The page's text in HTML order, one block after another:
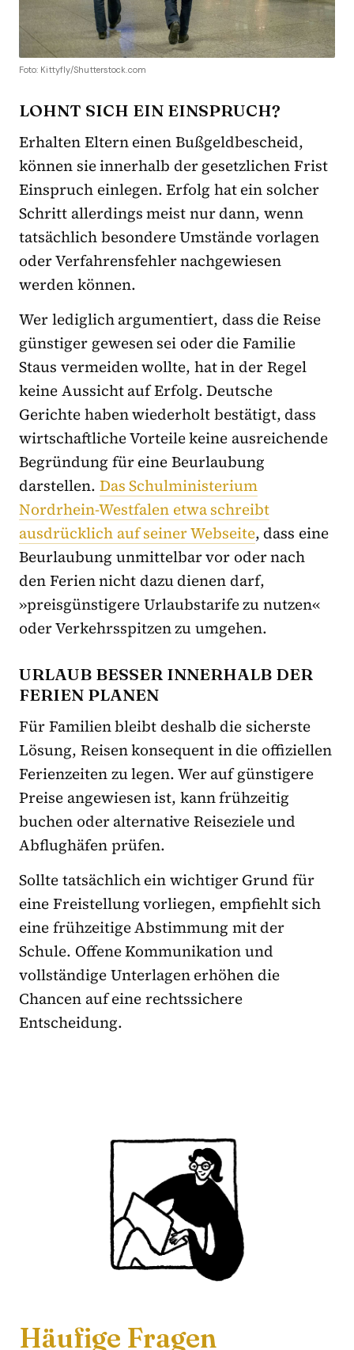
Foto: Kittyfly/Shutterstock.com
LOHNT SICH EIN EINSPRUCH?
Erhalten Eltern einen Bußgeldbescheid,
können sie innerhalb der gesetzlichen Frist
Einspruch einlegen. Erfolg hat ein solcher
Schritt allerdings meist nur dann, wenn
tatsächlich besondere Umstände vorlagen
oder Verfahrensfehler nachgewiesen
werden können.
Wer lediglich argumentiert, dass die Reise
günstiger gewesen sei oder die Familie
Staus vermeiden wollte, hat in der Regel
keine Aussicht auf Erfolg. Deutsche
Gerichte haben wiederholt bestätigt, dass
wirtschaftliche Vorteile keine ausreichende
Begründung für eine Beurlaubung
darstellen. Das Schulministerium
Nordrhein-Westfalen etwa schreibt
ausdrücklich auf seiner Webseite, dass eine
Beurlaubung unmittelbar vor oder nach
den Ferien nicht dazu dienen darf,
»preisgünstigere Urlaubstarife zu nutzen«
oder Verkehrsspitzen zu umgehen.
URLAUB BESSER INNERHALB DER
FERIEN PLANEN
Für Familien bleibt deshalb die sicherste
Lösung, Reisen konsequent in die offiziellen
Ferienzeiten zu legen. Wer auf günstigere
Preise angewiesen ist, kann frühzeitig
buchen oder alternative Reiseziele und
Abflughäfen prüfen.
Sollte tatsächlich ein wichtiger Grund für
eine Freistellung vorliegen, empfiehlt sich
eine frühzeitige Abstimmung mit der
Schule. Offene Kommunikation und
vollständige Unterlagen erhöhen die
Chancen auf eine rechtssichere
Entscheidung.
Häufige Fragen